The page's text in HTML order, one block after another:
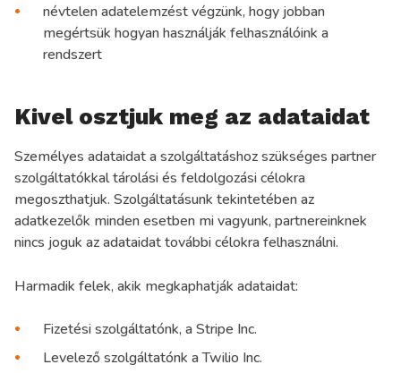
névtelen adatelemzést végzünk, hogy jobban
megértsük hogyan használják felhasználóink a
rendszert
Kivel osztjuk meg az adataidat
Személyes adataidat a szolgáltatáshoz szükséges partner
szolgáltatókkal tárolási és feldolgozási célokra
megoszthatjuk. Szolgáltatásunk tekintetében az
adatkezelők minden esetben mi vagyunk, partnereinknek
nincs joguk az adataidat további célokra felhasználni.
Harmadik felek, akik megkaphatják adataidat:
Fizetési szolgáltatónk, a Stripe Inc.
Levelező szolgáltatónk a Twilio Inc.